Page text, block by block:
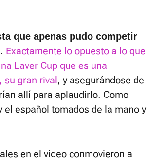
que apenas pudo competir
. Exactamente lo opuesto a lo que
Laver Cup que es una
su gran rival, y asegurándose de
allí para aplaudirlo. Como
español tomados de la mano y
en el video conmovieron a